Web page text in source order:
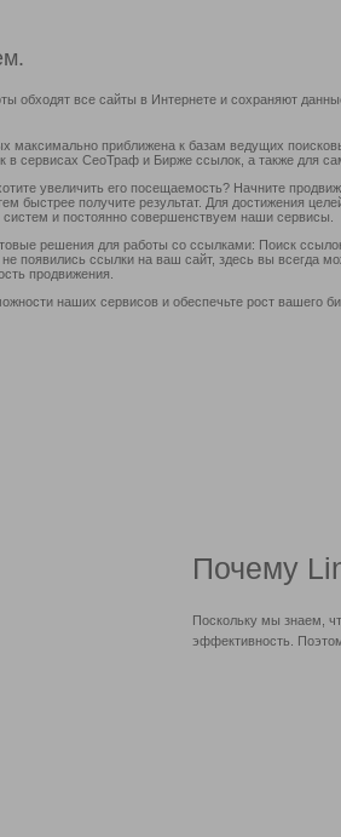
обходят все сайты в Интернете и сохраняют
максимально приближена к базам ведущих
в сервисах СеоТраф и Бирже ссылок, а также для
увеличить его посещаемость? Начните
быстрее получите результат. Для достижения
и постоянно совершенствуем наши сервисы.
решения для работы со ссылками: Поиск
появились ссылки на ваш сайт, здесь вы всегда
продвижения.
наших сервисов и обеспечьте рост вашего
Почему
Поскольку мы знаем,
эффективность.